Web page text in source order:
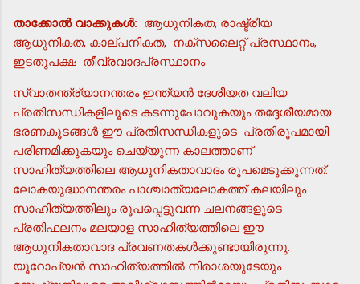
താക്കോല്‍ വാക്കുകള്‍: ആധുനികത, രാഷ്ട്രീയ
ആധുനികത, കാല്പനികത, നക്സലൈറ്റ് പ്രസ്ഥാനം,
ഇടതുപക്ഷ തീവ്രവാദപ്രസ്ഥാനം
സ്വാതന്ത്ര്യാനന്തരം ഇന്ത്യന്‍ ദേശീയത വലിയ
പ്രതിസന്ധികളിലൂടെ കടന്നുപോവുകയും തദ്ദേശീയമായ
ഭരണകൂടങ്ങള്‍ ഈ പ്രതിസന്ധികളുടെ പ്രതിരൂപമായി
പരിണമിക്കുകയും ചെയ്യുന്ന കാലത്താണ്
സാഹിത്യത്തിലെ ആധുനികതാവാദം രൂപമെടുക്കുന്നത്.
ലോകയുദ്ധാനന്തരം പാശ്ചാത്യലോകത്ത് കലയിലും
സാഹിത്യത്തിലും രൂപപ്പെട്ടുവന്ന ചലനങ്ങളുടെ
പ്രതിഫലനം മലയാള സാഹിത്യത്തിലെ ഈ
ആധുനികതാവാദ പ്രവണതകള്‍ക്കുണ്ടായിരുന്നു.
യൂറോപ്യന്‍ സാഹിത്യത്തില്‍ നിരാശയുടേയും